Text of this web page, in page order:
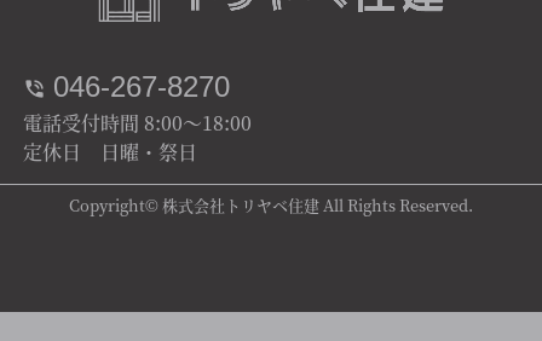
046-267-8270
電話受付時間 8:00～18:00
定休日 日曜・祭日
Copyright© 株式会社トリヤベ住建 All Rights Reserved.